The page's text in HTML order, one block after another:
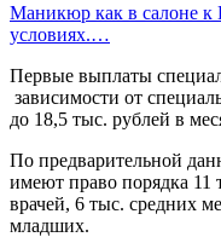
Маникюр как в салоне
условиях.…
Первые выплаты
зависимости от
до 18,5 тыс. рублей в
По предварительной
имеют право порядка 11
врачей, 6 тыс. средних
младших.